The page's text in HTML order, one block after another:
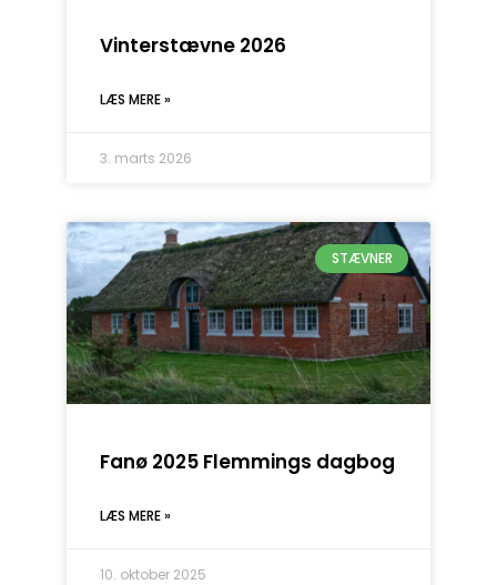
Vinterstævne 2026
LÆS MERE »
3. marts 2026
STÆVNER
Fanø 2025 Flemmings dagbog
LÆS MERE »
10. oktober 2025